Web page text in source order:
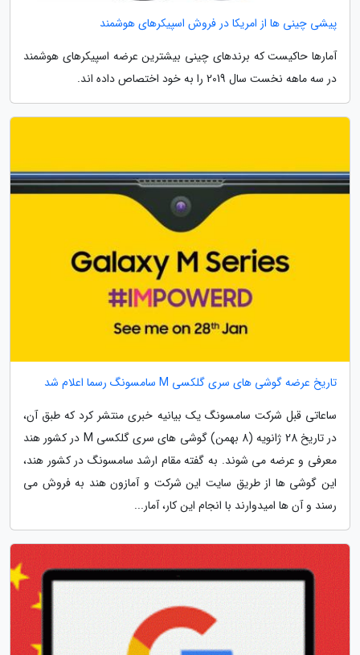
پیشی چینی ها از امریکا در فروش اسپیکرهای هوشمند
آمارها حاکیست که برندهای چینی بیشترین عرضه اسپیکرهای هوشمند
در سه ماهه نخست سال 2019 را به خود اختصاص داده اند.
تاریخ عرضه گوشی های سری گلکسی M سامسونگ رسما اعلام شد
ساعاتی قبل شرکت سامسونگ یک بیانیه خبری منتشر کرد که طبق آن،
در تاریخ 28 ژانویه (8 بهمن) گوشی های سری گلکسی M در کشور هند
معرفی و عرضه می شوند. به گفته مقام ارشد سامسونگ در کشور هند،
این گوشی ها از طریق سایت این شرکت و آمازون هند به فروش می
رسند و آن ها امیدوارند با انجام این کار، آمار...